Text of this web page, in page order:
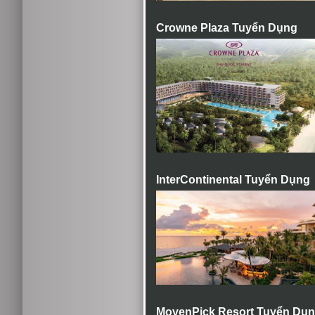
Crowne Plaza Tuyển Dụng
InterContinental Tuyển Dụng
MovenPick Resort Tuyển